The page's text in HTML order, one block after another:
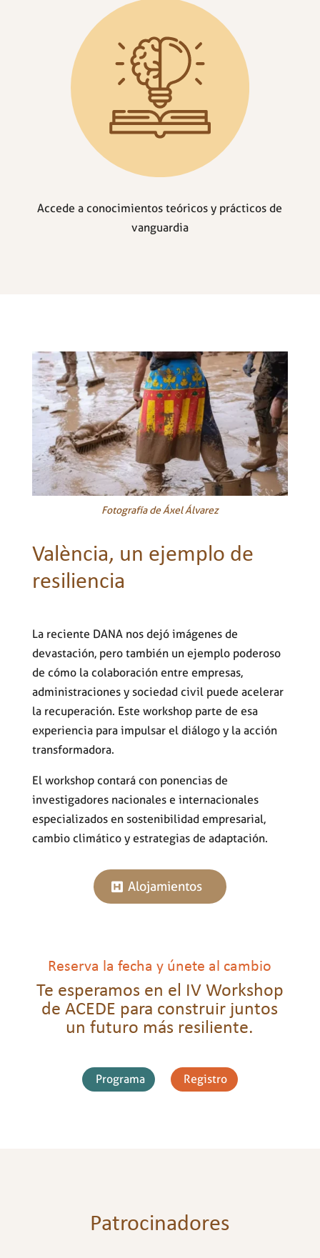
Accede a conocimientos teóricos y prácticos de
vanguardia
Fotografía de Áxel Álvarez
València, un ejemplo de
resiliencia
La reciente DANA nos dejó imágenes de
devastación, pero también un ejemplo poderoso
de cómo la colaboración entre empresas,
administraciones y sociedad civil puede acelerar
la recuperación. Este workshop parte de esa
experiencia para impulsar el diálogo y la acción
transformadora.
El workshop contará con ponencias de
investigadores nacionales e internacionales
especializados en sostenibilidad empresarial,
cambio climático y estrategias de adaptación.
Alojamientos
Reserva la fecha y únete al cambio
Te esperamos en el IV Workshop
de ACEDE para construir juntos
un futuro más resiliente.
Programa Registro
Patrocinadores